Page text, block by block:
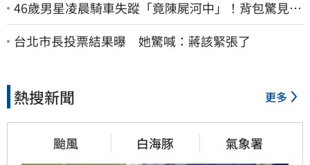
46歲男星凌晨騎車失蹤「竟陳屍河中」！背包驚見
20kg水泥塊 死因成謎
台北市長投票結果曝 她驚喊：蔣該緊張了
熱搜新聞 更多
颱風 白海豚 氣象署